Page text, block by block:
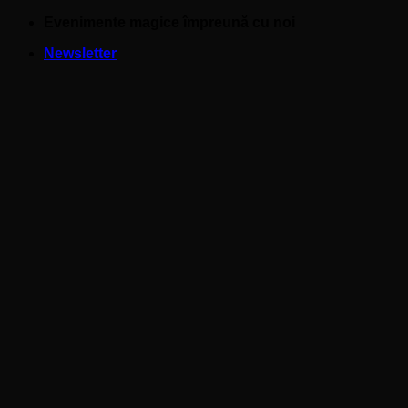
contentNewsletter